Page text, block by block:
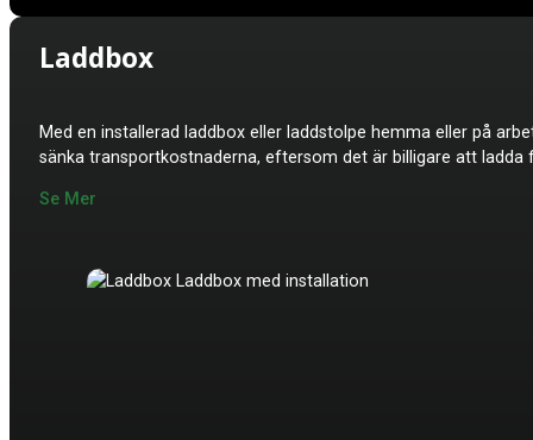
Laddbox
Med en installerad laddbox eller laddstolpe hemma eller på
sänka transportkostnaderna, eftersom det är billigare att
Se Mer